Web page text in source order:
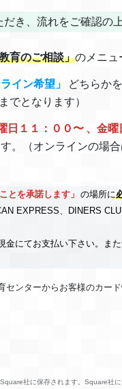
き、流れをご確認の
育のご相談」のメニュ
イン希望」
どちらか
でとなります）
日１１：００〜 、金曜
。（オンラインの場
とを承諾します」 の場所に
EXPRESS、DINERS
金にてお支払い下さい。ま
ンターからお客様のカー
社に保存されます。Square社に